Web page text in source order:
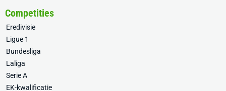
Competities
Eredivisie
Ligue 1
Bundesliga
Laliga
Serie A
EK-kwalificatie